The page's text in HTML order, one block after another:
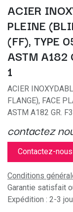
ACIER
PLEINE
(FF), TYPE
ASTM A182
1
ACIER
FLANGE), FACE
ASTM A182 GR.
contactez
Contactez-nous
Conditions
Garantie satisfait
Expédition : 2-3